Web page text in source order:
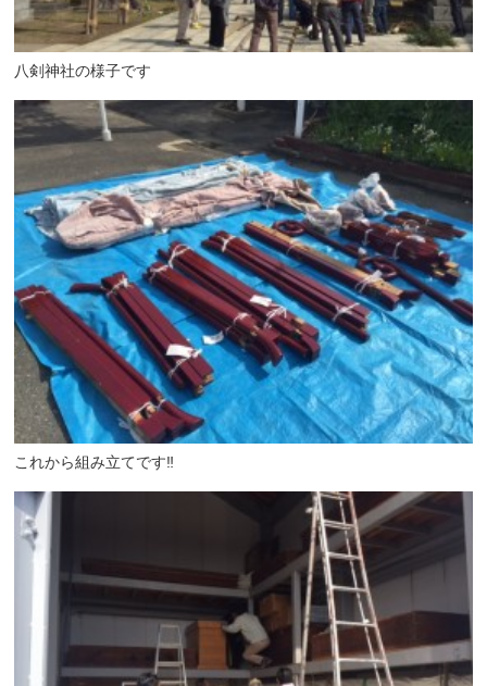
八剣神社の様子です
これから組み立てです‼